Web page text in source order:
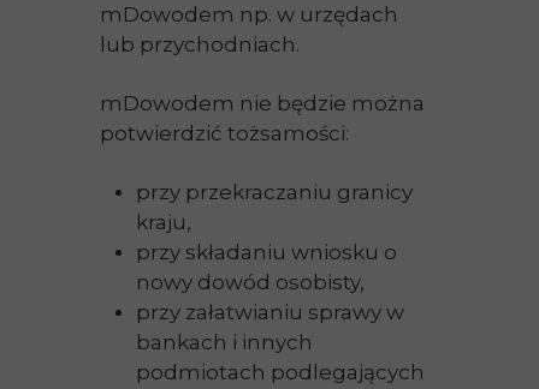
mDowodem np. w urzędach
lub przychodniach.
mDowodem nie będzie można
potwierdzić tożsamości:
przy przekraczaniu granicy
kraju,
przy składaniu wniosku o
nowy dowód osobisty,
przy załatwianiu sprawy w
bankach i innych
podmiotach podlegających